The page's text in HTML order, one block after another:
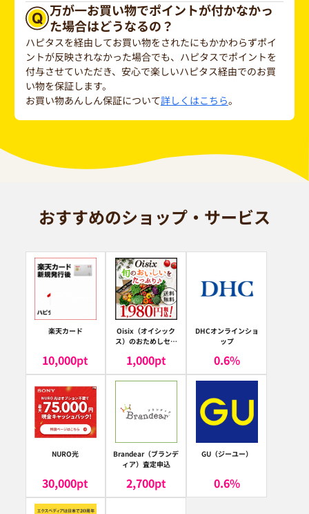
万が一お買い物でポイントが付かなかっ
た場合はどうなるの？
ハピタスを経由してお買い物をされたにもかかわらずポイ
ントが反映されなかった場合でも、ハピタスでポイントを
付与させていただき、安心で楽しいハピタス経由でのお買
い物を保証します。
お買い物あんしん保証について詳しくはこちら。
おすすめのショップ・サービス
楽天カード
10,000pt
Oisix（オイシック
ス）のおためしセッ
1,000pt
DHCオンラインショ
ップ
0.6%
NURO光
30,000pt
Brandear（ブランデ
ィア）査定申込
2,700pt
GU（ジーユー）
0.6%